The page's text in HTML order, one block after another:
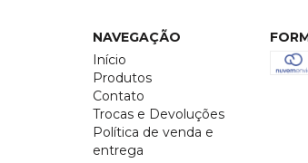
NAVEGAÇÃO
Início
Produtos
Contato
Trocas e Devoluções
Política de venda e
entrega